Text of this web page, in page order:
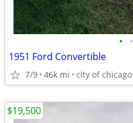
• •
1951 Ford Convertible
7/9 46k mi city of chicago
$19,500